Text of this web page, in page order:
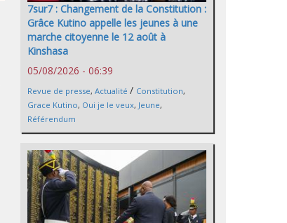
7sur7 : Changement de la Constitution :
Grâce Kutino appelle les jeunes à une
marche citoyenne le 12 août à
Kinshasa
05/08/2026 - 06:39
Revue de presse, Actualité / Constitution,
Grace Kutino, Oui je le veux, Jeune,
Référendum